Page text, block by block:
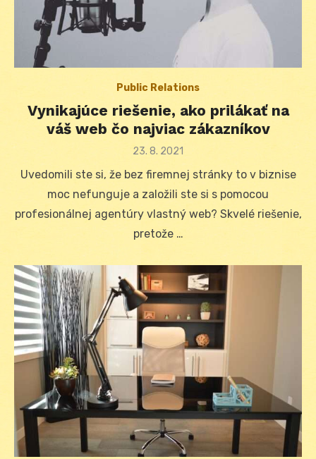
Public Relations
Vynikajúce riešenie, ako prilákať na
váš web čo najviac zákazníkov
Posted
23. 8. 2021
Uvedomili ste si, že bez firemnej stránky to v biznise
moc nefunguje a založili ste si s pomocou
profesionálnej agentúry vlastný web? Skvelé riešenie,
pretože …